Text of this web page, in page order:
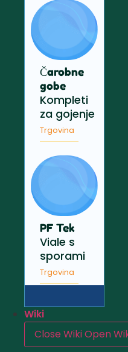
Čarobne
gobe
Kompleti
za gojenje
Trgovina
PF Tek
Viale s
sporami
Trgovina
Wiki
Close WikiOpen